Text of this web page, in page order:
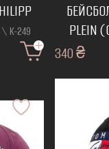
\ К-249
БЕЙСБОЛКА -
PLEIN
340 ₴